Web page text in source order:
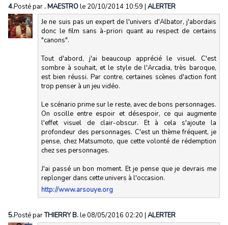
4.Posté par . MAESTROle 20/10/2014 10:59 | ALERTER
Je ne suis pas un expert de l'univers d'Albator, j'abordais
donc le film sans à-priori quant au respect de certains
"canons".
Tout d'abord, j'ai beaucoup apprécié le visuel. C'est
sombre à souhait, et le style de l'Arcadia, très baroque,
est bien réussi. Par contre, certaines scènes d'action font
trop penser à un jeu vidéo.
Le scénario prime sur le reste, avec de bons personnages.
On oscille entre espoir et désespoir, ce qui augmente
l'effet visuel de clair-obscur. Et à cela s'ajoute la
profondeur des personnages. C'est un thème fréquent, je
pense, chez Matsumoto, que cette volonté de rédemption
chez ses personnages.
J'ai passé un bon moment. Et je pense que je devrais me
replonger dans cette univers à l'occasion.
http://www.arsouye.org
5.Posté parTHIERRY B.le 08/05/2016 02:20 | ALERTER